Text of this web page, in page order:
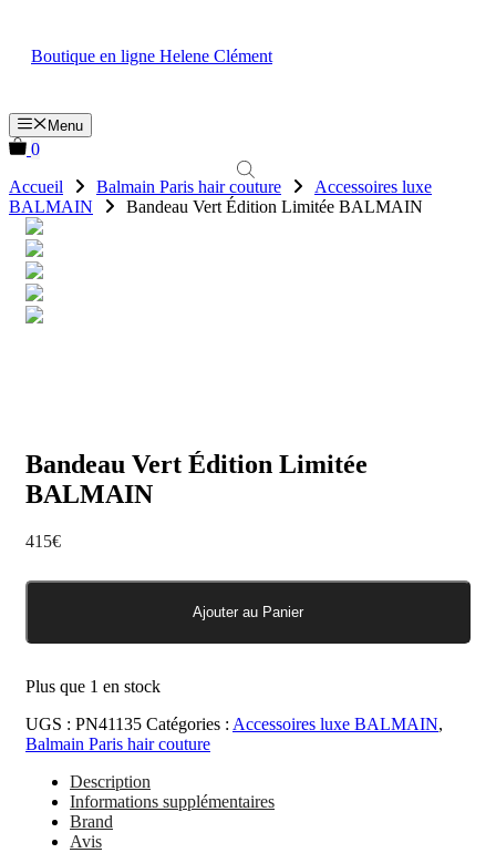
contenu
Boutique en ligne Helene Clément
Menu
0
Accueil
Balmain Paris hair couture
Accessoires luxe
BALMAIN
Bandeau Vert Édition Limitée BALMAIN
Bandeau Vert Édition Limitée
BALMAIN
415€
de
Vert
Édition
Limitée
BALMAIN
Ajouter au Panier
Plus que 1 en stock
UGS : PN41135 Catégories : Accessoires luxe BALMAIN,
Balmain Paris hair couture
Description
Informations supplémentaires
Brand
Avis